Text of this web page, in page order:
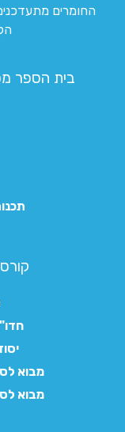
החומרים
בית הספר
מבוא
מבוא